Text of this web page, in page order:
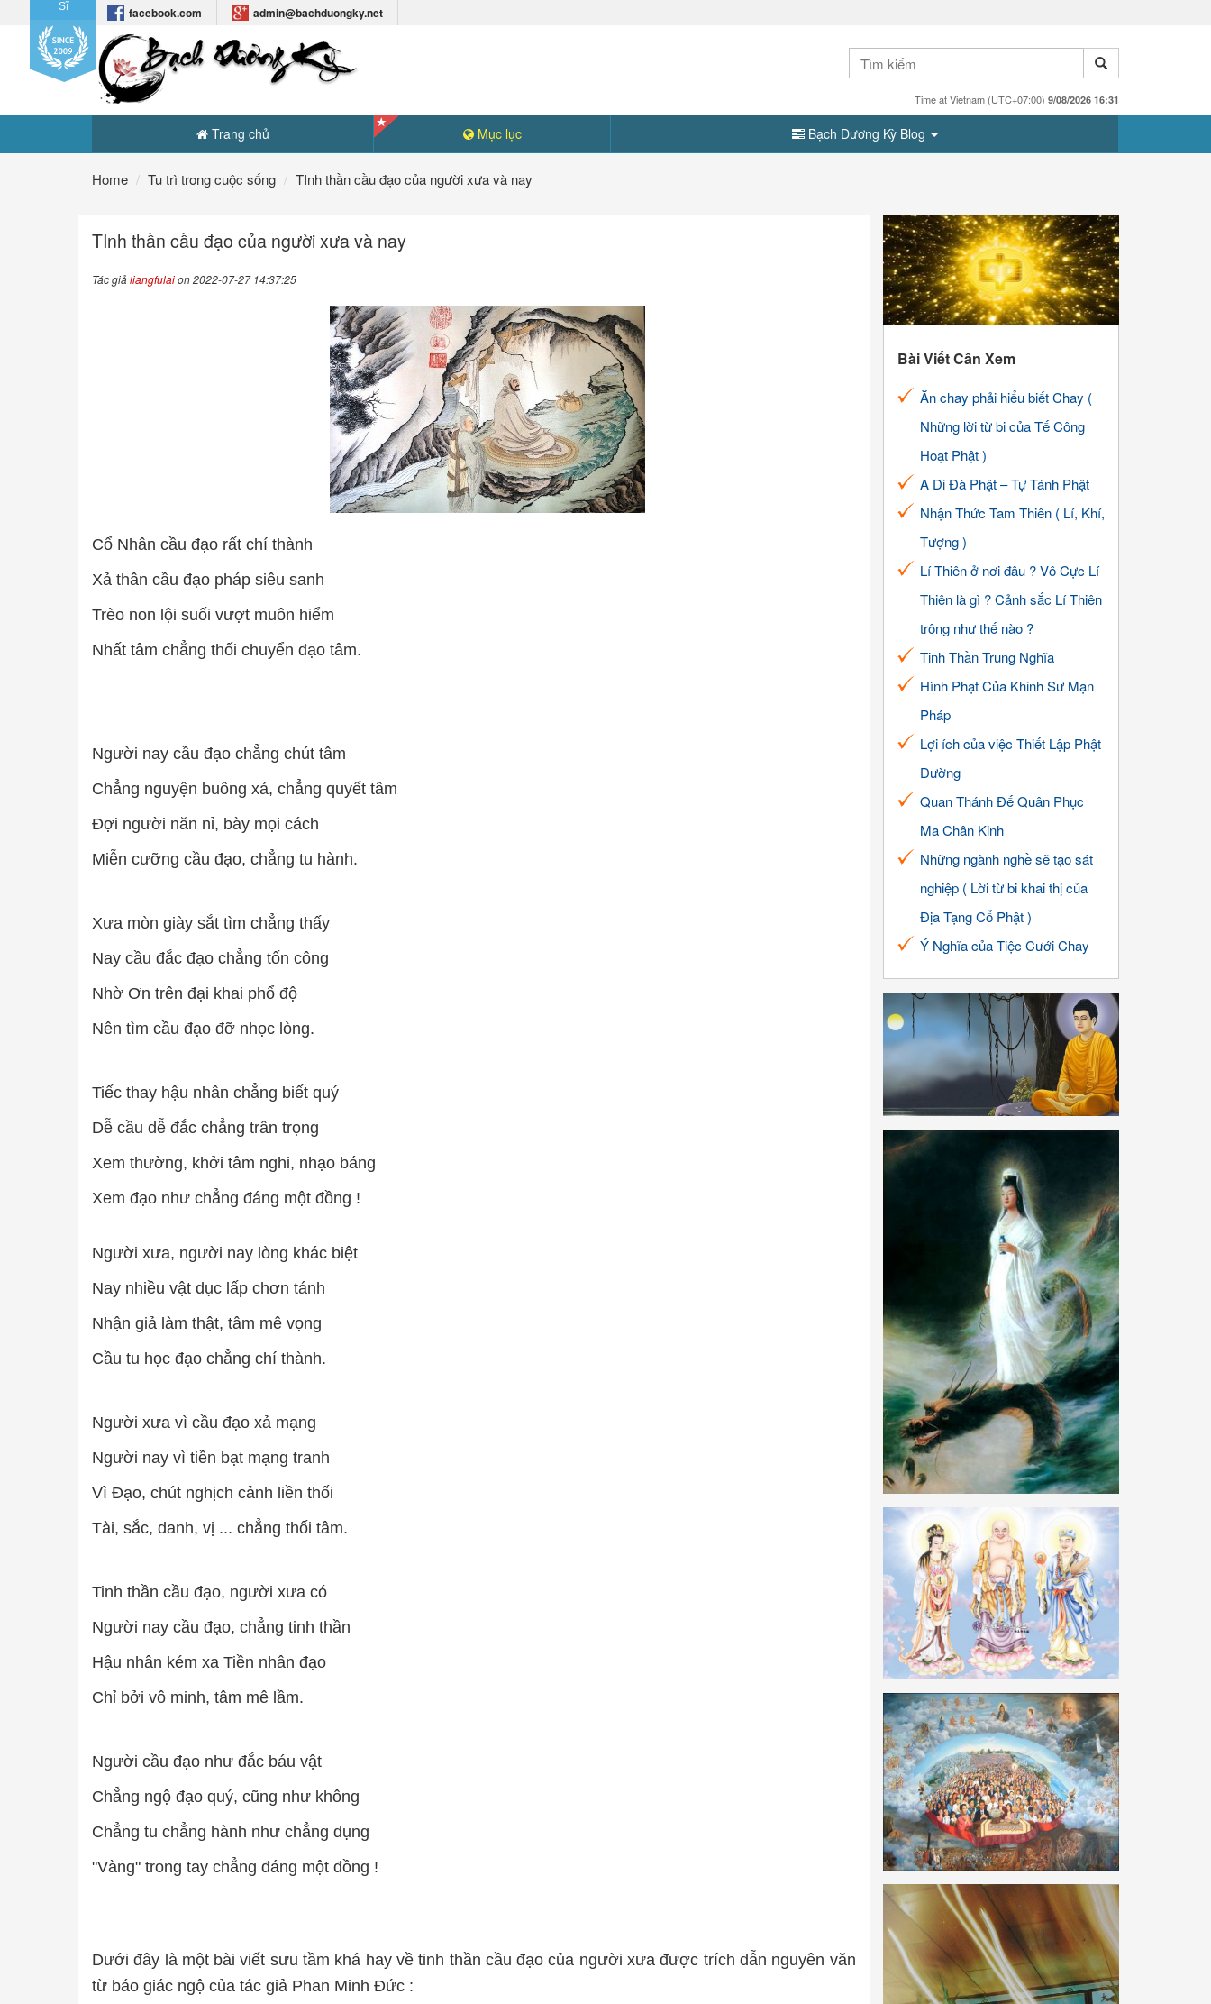
Sĩ facebook.com admin@bachduongky.net
Time at Vietnam (UTC+07:00) 9/08/2026 16:31
Trang chủ Mục lục Bạch Dương Kỳ Blog
Home Tu trì trong cuộc sống TInh thần cầu đạo của người xưa và nay
TInh thần cầu đạo của người xưa và nay
Tác giảliangfulaion 2022-07-27 14:37:25
Cổ Nhân cầu đạo rất chí thành
Xả thân cầu đạo pháp siêu sanh
Trèo non lội suối vượt muôn hiểm
Nhất tâm chẳng thối chuyển đạo tâm.
Người nay cầu đạo chẳng chút tâm
Chẳng nguyện buông xả, chẳng quyết tâm
Đợi người năn nỉ, bày mọi cách
Miễn cưỡng cầu đạo, chẳng tu hành.
Xưa mòn giày sắt tìm chẳng thấy
Nay cầu đắc đạo chẳng tốn công
Nhờ Ơn trên đại khai phổ độ
Nên tìm cầu đạo đỡ nhọc lòng.
Tiếc thay hậu nhân chẳng biết quý
Dễ cầu dễ đắc chẳng trân trọng
Xem thường, khởi tâm nghi, nhạo báng
Xem đạo như chẳng đáng một đồng !
Người xưa, người nay lòng khác biệt
Nay nhiều vật dục lấp chơn tánh
Nhận giả làm thật, tâm mê vọng
Cầu tu học đạo chẳng chí thành.
Người xưa vì cầu đạo xả mạng
Người nay vì tiền bạt mạng tranh
Vì Đạo, chút nghịch cảnh liền thối
Tài, sắc, danh, vị ... chẳng thối tâm.
Tinh thần cầu đạo, người xưa có
Người nay cầu đạo, chẳng tinh thần
Hậu nhân kém xa Tiền nhân đạo
Chỉ bởi vô minh, tâm mê lầm.
Người cầu đạo như đắc báu vật
Chẳng ngộ đạo quý, cũng như không
Chẳng tu chẳng hành như chẳng dụng
"Vàng" trong tay chẳng đáng một đồng !
Dưới đây là một bài viết sưu tầm khá hay về tinh thần cầu đạo của người xưa được trích dẫn nguyên văn
từ báo giác ngộ của tác giả Phan Minh Đức :
Bài Viết Cần Xem
Ăn chay phải hiểu biết Chay (
Những lời từ bi của Tế Công
Hoạt Phật )
A Di Đà Phật – Tự Tánh Phật
Nhận Thức Tam Thiên ( Lí, Khí,
Tượng )
Lí Thiên ở nơi đâu ? Vô Cực Lí
Thiên là gì ? Cảnh sắc Lí Thiên
trông như thế nào ?
Tinh Thần Trung Nghĩa
Hình Phạt Của Khinh Sư Mạn
Pháp
Lợi ích của việc Thiết Lập Phật
Đường
Quan Thánh Đế Quân Phục
Ma Chân Kinh
Những ngành nghề sẽ tạo sát
nghiệp ( Lời từ bi khai thị của
Địa Tạng Cổ Phật )
Ý Nghĩa của Tiệc Cưới Chay